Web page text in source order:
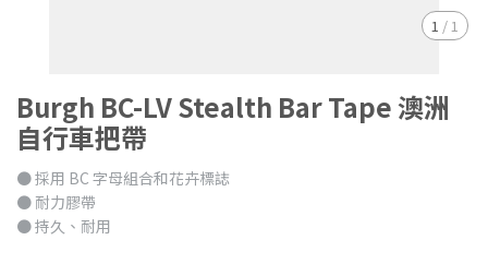
1 / 1
Burgh BC-LV Stealth Bar Tape 澳洲
自行車把帶
● 採用 BC 字母組合和花卉標誌
● 耐力膠帶
● 持久、耐用